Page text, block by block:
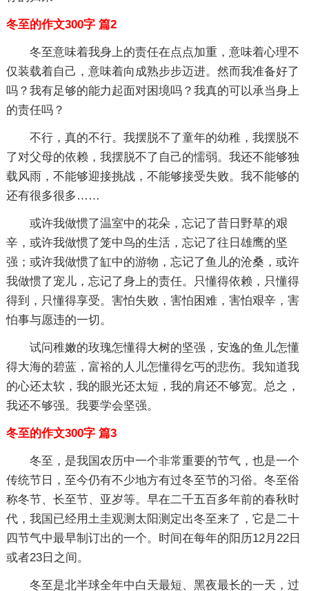
冬至的作文300字 篇2
冬至意味着我身上的责任在点点加重，意味着心理不
仅装载着自己，意味着向成熟步步迈进。然而我准备好了
吗？我有足够的能力起面对困境吗？我真的可以承当身上
的责任吗？
不行，真的不行。我摆脱不了童年的幼稚，我摆脱不
了对父母的依赖，我摆脱不了自己的懦弱。我还不能够独
载风雨，不能够迎接挑战，不能够接受失败。我不能够的
还有很多很多……
或许我做惯了温室中的花朵，忘记了昔日野草的艰
辛，或许我做惯了笼中鸟的生活，忘记了往日雄鹰的坚
强；或许我做惯了缸中的游物，忘记了鱼儿的沧桑，或许
我做惯了宠儿，忘记了身上的责任。只懂得依赖，只懂得
得到，只懂得享受。害怕失败，害怕困难，害怕艰辛，害
怕事与愿违的一切。
试问稚嫩的玫瑰怎懂得大树的坚强，安逸的鱼儿怎懂
得大海的碧蓝，富裕的人儿怎懂得乞丐的悲伤。我知道我
的心还太软，我的眼光还太短，我的肩还不够宽。总之，
我还不够强。我要学会坚强。
冬至的作文300字 篇3
冬至，是我国农历中一个非常重要的节气，也是一个
传统节日，至今仍有不少地方有过冬至节的习俗。冬至俗
称冬节、长至节、亚岁等。早在二千五百多年前的春秋时
代，我国已经用土圭观测太阳测定出冬至来了，它是二十
四节气中最早制订出的一个。时间在每年的阳历12月22日
或者23日之间。
冬至是北半球全年中白天最短、黑夜最长的一天，过